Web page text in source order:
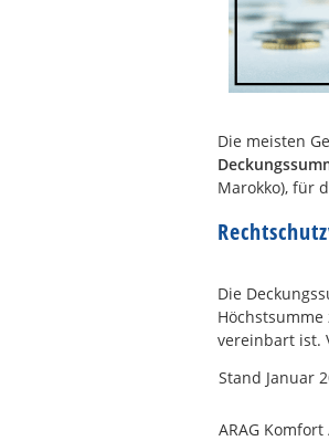
Die meisten
Marokko), für
Die
vereinbart ist.
Stand Januar
ARAG